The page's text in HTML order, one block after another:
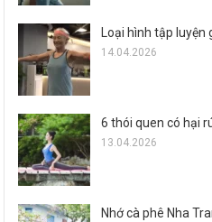
Loại hình tập luyện
14.04.2026
6 thói quen có hại
13.04.2026
Nhớ cà phê Nha